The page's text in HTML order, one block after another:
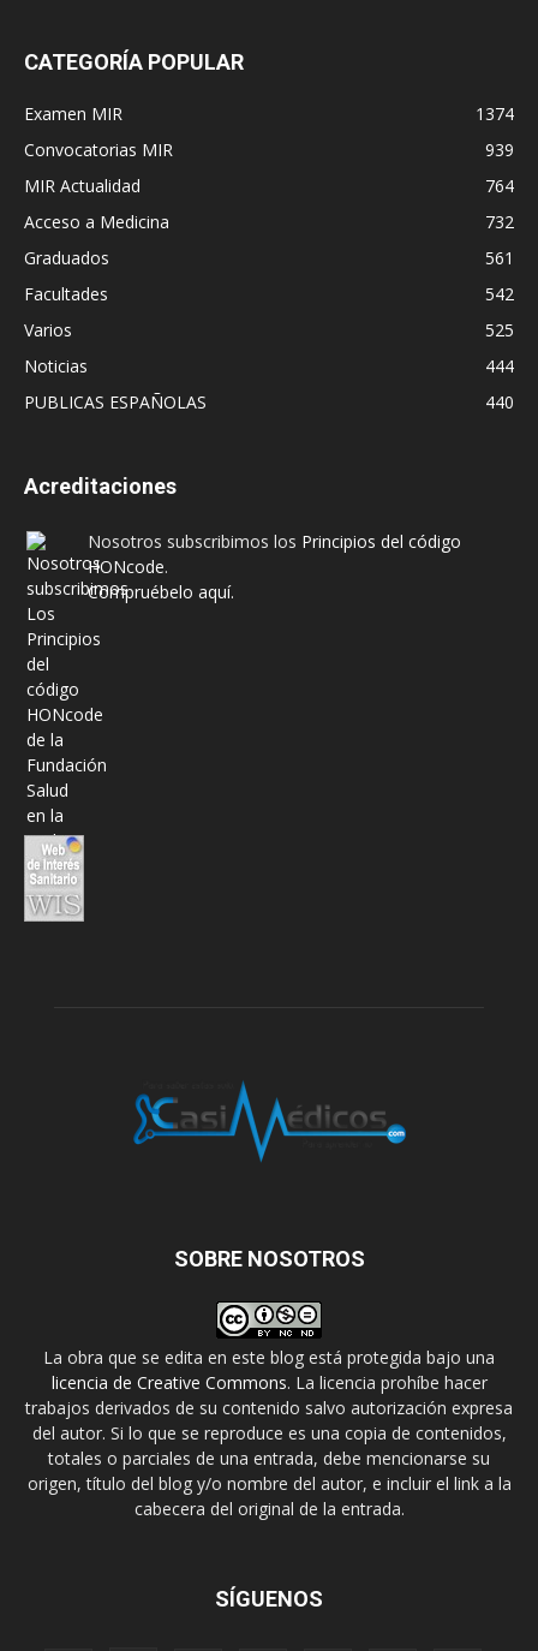
CATEGORÍA POPULAR
Examen MIR
1374
Convocatorias MIR
939
MIR Actualidad
764
Acceso a Medicina
732
Graduados
561
Facultades
542
Varios
525
Noticias
444
PUBLICAS ESPAÑOLAS
440
Acreditaciones
Nosotros subscribimos los Principios del código
HONcode.
Compruébelo aquí.
SOBRE NOSOTROS
La obra que se edita en este blog está protegida bajo una
licencia de Creative Commons. La licencia prohíbe hacer
trabajos derivados de su contenido salvo autorización expresa
del autor. Si lo que se reproduce es una copia de contenidos,
totales o parciales de una entrada, debe mencionarse su
origen, título del blog y/o nombre del autor, e incluir el link a la
cabecera del original de la entrada.
SÍGUENOS